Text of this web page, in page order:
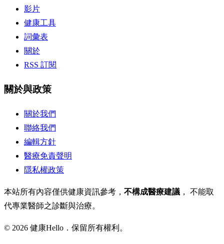
影片
健康工具
詞彙表
關於
RSS 訂閱
關於與政策
關於我們
聯絡我們
編輯方針
醫療免責聲明
隱私權政策
本站所有內容僅供健康資訊參考， 不構成醫療建議 ， 不能取
代專業醫師之診斷與治療。
© 2026 健康Hello．保留所有權利。